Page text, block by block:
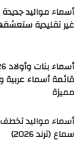
غير تقليدية
قائمة أسماء عربية
مميزة
أسماء مواليد
سماع (ترند 2026)